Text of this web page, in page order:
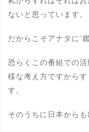
ないと思っています。
だからこそアナタに“
恐らくこの番組での
様な考え方ですから
す。
そのうちに日本からも